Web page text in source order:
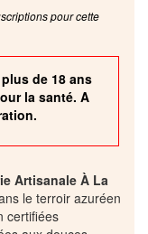
pour cette
de 18 ans
la santé. A
Artisanale À La
le terroir azuréen
certifiées